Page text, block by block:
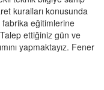
kuralları konusunda
fabrika eğitimlerine
ettiğiniz gün ve
yapmaktayız. Fener